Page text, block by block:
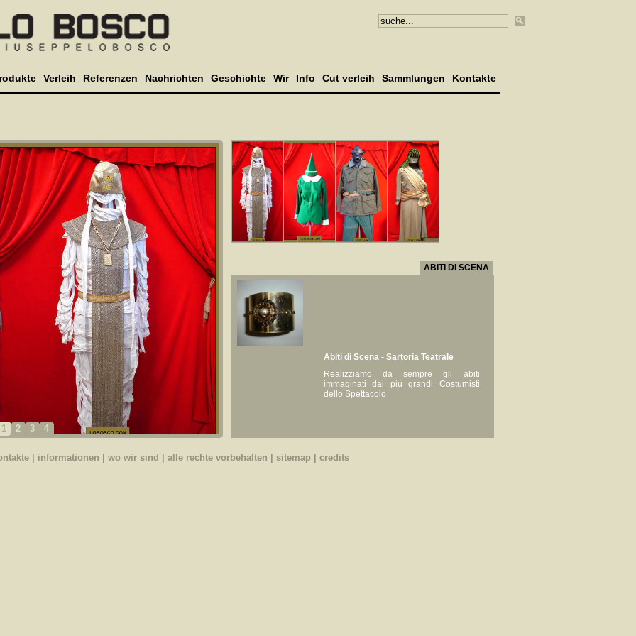
Verleih Referenzen Nachrichten Geschichte Wir Info Cut verleih Sammlungen Kontakte
1 2 3 4
ABITI DI SCENA
Abiti di Scena - Sartoria Teatrale
Realizziamo da sempre gli abiti
immaginati dai più grandi Costumisti
dello Spettacolo
| informationen wo wir sind | alle rechte vorbehalten | sitemap| credits